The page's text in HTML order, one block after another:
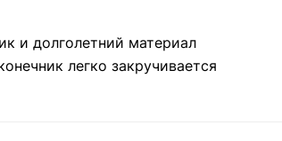
и долголетний материал
легко закручивается